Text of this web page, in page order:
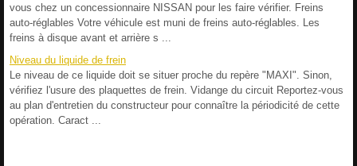
vous chez un concessionnaire NISSAN pour les faire vérifier. Freins
auto-réglables Votre véhicule est muni de freins auto-réglables. Les
freins à disque avant et arrière s ...
Niveau du liquide de frein
Le niveau de ce liquide doit se situer proche du repère "MAXI". Sinon,
vérifiez l'usure des plaquettes de frein. Vidange du circuit Reportez-vous
au plan d'entretien du constructeur pour connaître la périodicité de cette
opération. Caract ...